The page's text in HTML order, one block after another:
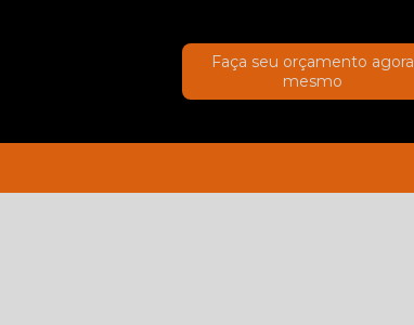
Faça seu orçamento agora
mesmo